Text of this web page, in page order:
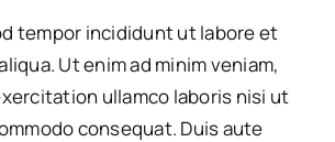
tempor incididunt ut labore et
Ut enim ad minim veniam,
ullamco laboris nisi ut
consequat. Duis aute